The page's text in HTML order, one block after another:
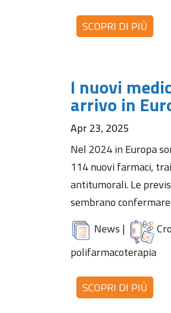
SCOPRI DI PIÙ
I nuovi
arrivo in
Apr 23, 2025
Nel 2024 in Europa
114 nuovi farmaci,
antitumorali. Le
sembrano
News |
polifarmacoterapia
SCOPRI DI PIÙ